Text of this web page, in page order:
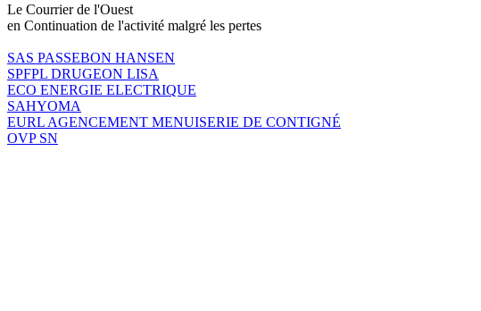
Le Courrier de l'Ouest
en Continuation de l'activité malgré les pertes
SAS PASSEBON HANSEN
SPFPL DRUGEON LISA
ECO ENERGIE ELECTRIQUE
SAHYOMA
EURL AGENCEMENT MENUISERIE DE CONTIGNÉ
OVP SN